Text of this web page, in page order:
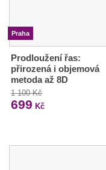
Praha
Prodloužení řas:
přirozená i objemová
metoda až 8D
1 100 Kč
699 Kč